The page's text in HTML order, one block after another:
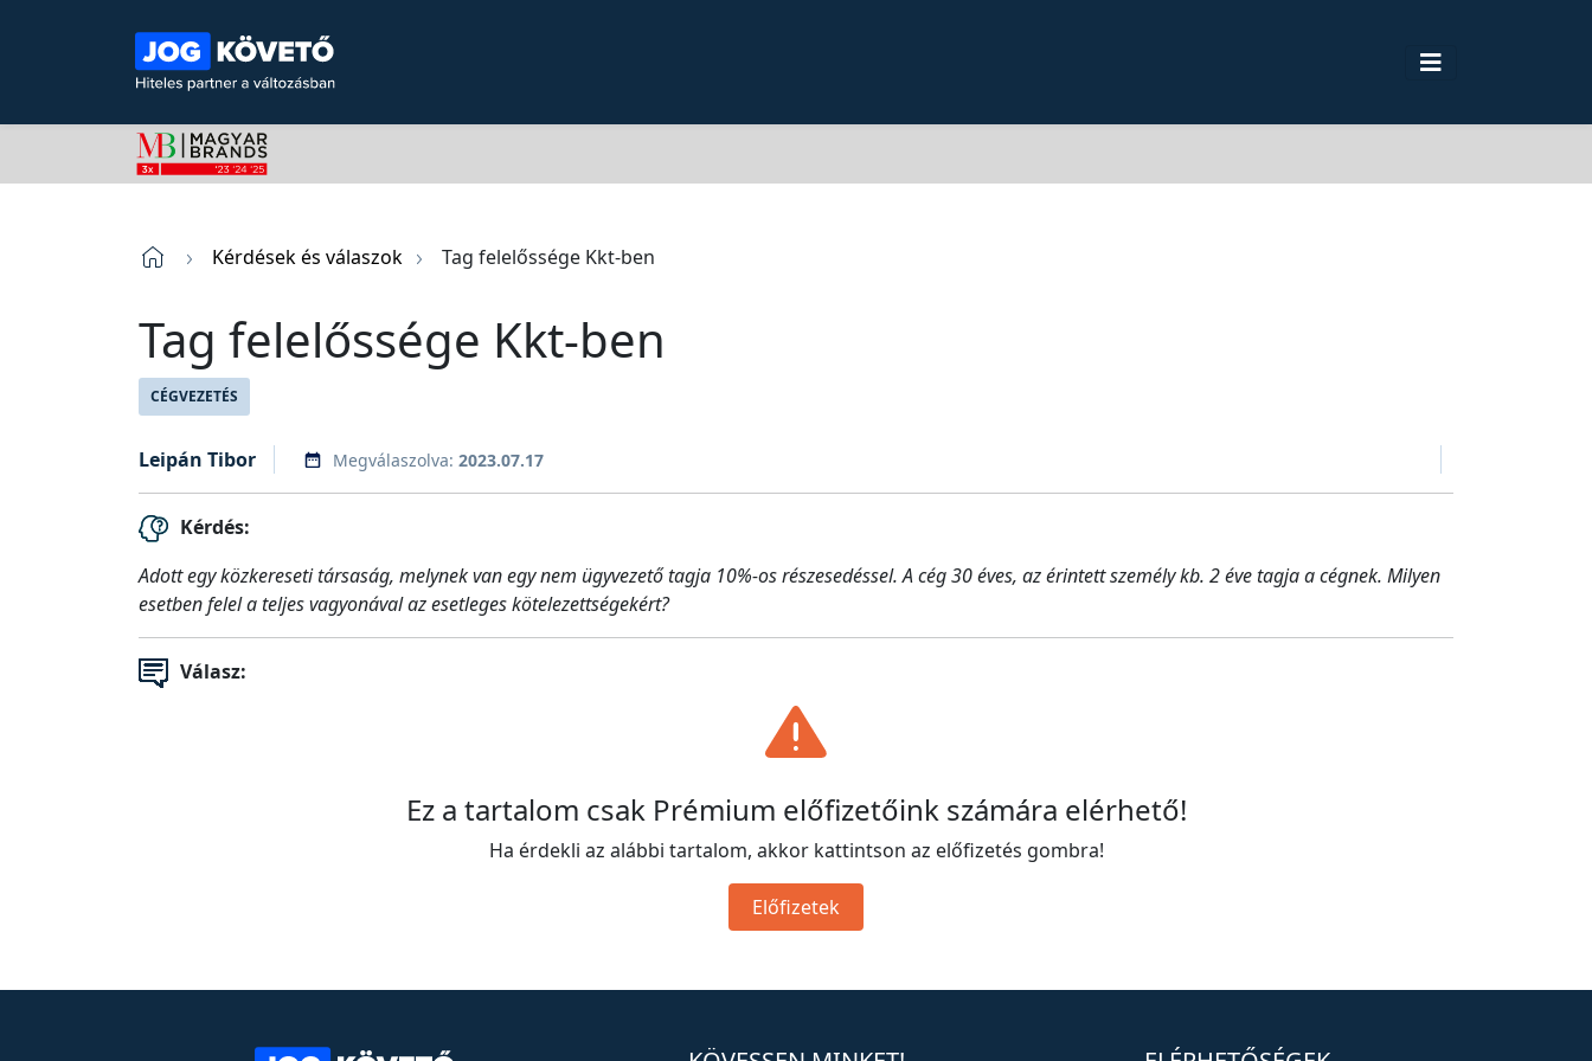
Kérdések és válaszok Tag felelőssége Kkt-ben
Tag felelőssége Kkt-ben
CÉGVEZETÉS
Leipán Tibor Megválaszolva: 2023.07.17
Kérdés:
Adott egy közkereseti társaság, melynek van egy nem ügyvezető tagja 10%-os részesedéssel. A cég 30 éves, az érintett személy kb. 2 éve tagja a cégnek. Milyen
esetben felel a teljes vagyonával az esetleges kötelezettségekért?
Válasz:
Ez a tartalom csak Prémium előfizetőink számára elérhető!
Ha érdekli az alábbi tartalom, akkor kattintson az előfizetés gombra!
Előfizetek